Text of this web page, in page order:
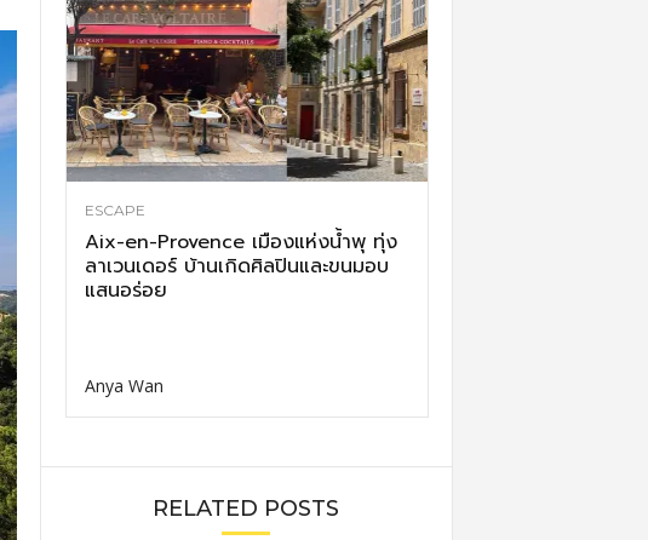
ESCAPE
Aix-en-Provence เมืองแห่งน้ำพุ ทุ่ง
ลาเวนเดอร์ บ้านเกิดศิลปินและขนมอบ
แสนอร่อย
Anya Wan
RELATED POSTS